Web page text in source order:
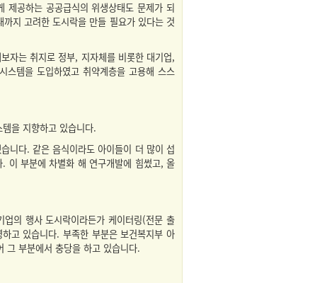
제공하는 공공급식의 위생상태도 문제가 되
지 고려한 도시락을 만들 필요가 있다는 것
자는 취지로 정부, 지자체를 비롯한 대기업,
스템을 도입하였고 취약계층을 고용해 스스
을 지향하고 있습니다.
니다. 같은 음식이라도 아이들이 더 많이 섭
이 부분에 차별화 해 연구개발에 힘썼고, 올
의 행사 도시락이라든가 케이터링(전문 출
고 있습니다. 부족한 부분은 보건복지부 아
그 부분에서 충당을 하고 있습니다.